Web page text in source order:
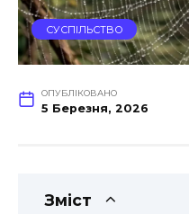
СУСПІЛЬСТВО
ОПУБЛІКОВАНО
5 Березня, 2026
Зміст